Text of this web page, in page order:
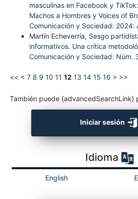
masculinas en Facebook y
Machos a Hombres y Voices of
Comunicación y Sociedad: 2024:
Martín Echeverría, Sesgo
informativos. Una crítica
Comunicación y Sociedad: Núm.
<< < 7 8 9 10 11 12 13 14 15 16 > >>
También puede {advancedSearchLink}
Iniciar sesión
Idioma
English